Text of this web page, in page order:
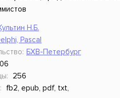
Н.Б.
Pascal
БХВ-Петербург
256
fb2, epub, pdf, txt,